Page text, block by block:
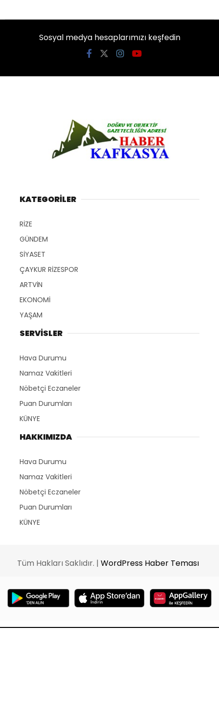
Sosyal medya hesaplarımızı keşfedin
KATEGORİLER
RİZE
GÜNDEM
SİYASET
ÇAYKUR RİZESPOR
ARTVİN
EKONOMİ
YAŞAM
SERVİSLER
Hava Durumu
Namaz Vakitleri
Nöbetçi Eczaneler
Puan Durumları
KÜNYE
HAKKIMIZDA
Hava Durumu
Namaz Vakitleri
Nöbetçi Eczaneler
Puan Durumları
KÜNYE
Tüm Hakları Saklıdır. | WordPress Haber Teması